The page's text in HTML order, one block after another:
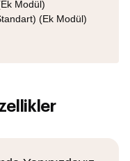
Modül)
(Ek Modül)